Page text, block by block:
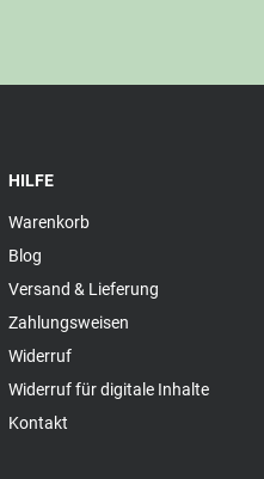
HILFE
Warenkorb
Blog
Versand & Lieferung
Zahlungsweisen
Widerruf
Widerruf für digitale Inhalte
Kontakt